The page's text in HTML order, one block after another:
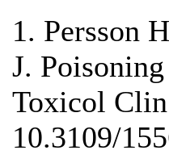
1. Persson
J.
Toxicol
10.3109/